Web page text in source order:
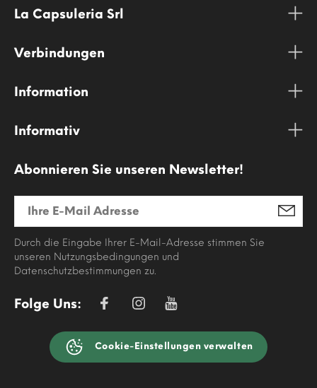
La Capsuleria Srl
Verbindungen
Information
Informativ
Abonnieren Sie unseren Newsletter!
Durch die Eingabe Ihrer E-Mail-Adresse stimmen Sie
unseren Nutzungsbedingungen und
Datenschutzbestimmungen zu.
Folge Uns:
Cookie-Einstellungen verwalten